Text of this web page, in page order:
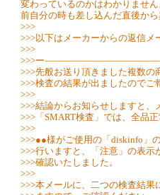
変わっているのかはわかりませ
前自分の時も差し込んだ直後から
>>>
>>>以下はメーカーからの返信メ
>>>
>>>ー
>>>先般お送り頂きました複数の
>>>検査の結果が出ましたのでご
>>>
>>>結論からお知らせしますと
>>>「SMART検査」では、全品
>>>
>>>●●様がご使用の「diskinfo」
>>>行いますと、「注意」の表示
>>>確認いたしました。
>>>
>>>本メールに、二つの検査結果